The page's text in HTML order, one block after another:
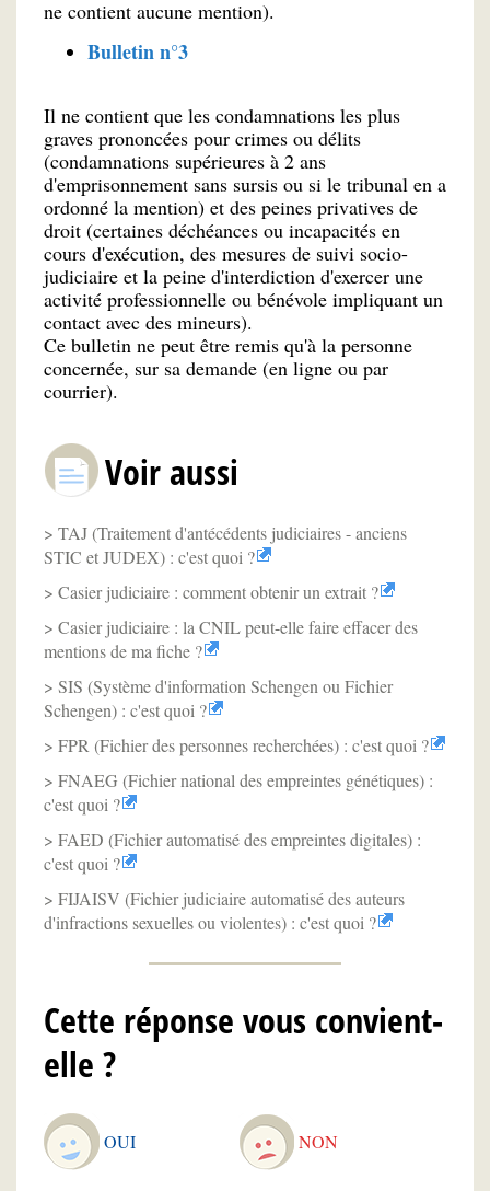
ne contient aucune mention).
Bulletin n°3
Il ne contient que les condamnations les plus
graves prononcées pour crimes ou délits
(condamnations supérieures à 2 ans
d'emprisonnement sans sursis ou si le tribunal en a
ordonné la mention) et des peines privatives de
droit (certaines déchéances ou incapacités en
cours d'exécution, des mesures de suivi socio-
judiciaire et la peine d'interdiction d'exercer une
activité professionnelle ou bénévole impliquant un
contact avec des mineurs).
Ce bulletin ne peut être remis qu'à la personne
concernée, sur sa demande (en ligne ou par
courrier).
Voir aussi
TAJ (Traitement d'antécédents judiciaires - anciens
STIC et JUDEX) : c'est quoi ?
Casier judiciaire : comment obtenir un extrait ?
Casier judiciaire : la CNIL peut-elle faire effacer des
mentions de ma fiche ?
SIS (Système d'information Schengen ou Fichier
Schengen) : c'est quoi ?
FPR (Fichier des personnes recherchées) : c'est quoi ?
FNAEG (Fichier national des empreintes génétiques) :
c'est quoi ?
FAED (Fichier automatisé des empreintes digitales) :
c'est quoi ?
FIJAISV (Fichier judiciaire automatisé des auteurs
d'infractions sexuelles ou violentes) : c'est quoi ?
Cette réponse vous convient-
elle ?
OUI NON